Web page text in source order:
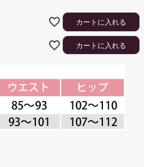
カートに入れる
カートに入れる